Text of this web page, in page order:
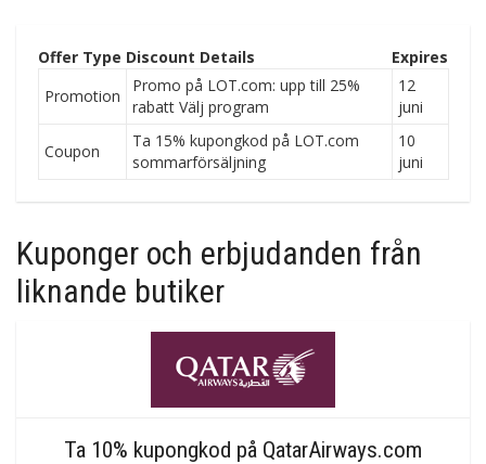
Offer Type Discount Details
Expires
Promotion
Promo på LOT.com: upp till 25%
rabatt Välj program
12
juni
Coupon
Ta 15% kupongkod på LOT.com
sommarförsäljning
10
juni
Kuponger och erbjudanden från
liknande butiker
Ta 10% kupongkod på QatarAirways.com